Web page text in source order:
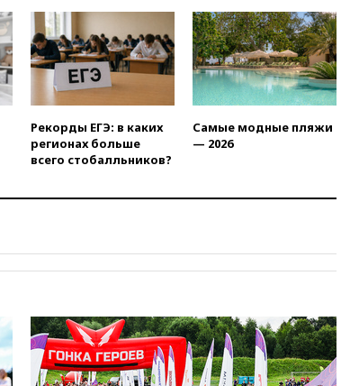
принципам ЕАЭС
09:06
Гендиректора
удмуртской «Ижавиа»
попросили уволиться
08:51
Осужденный в России
находится при смерти
08:22
07:00Лесной пожар в 30
06:00Суд обязал Meta
выплатить $567 млн по делу о
вреде психическому
здоровью детей
Рекорды ЕГЭ: в каких
регионах больше
всего стобалльников?
Самые модные пляжи
— 2026